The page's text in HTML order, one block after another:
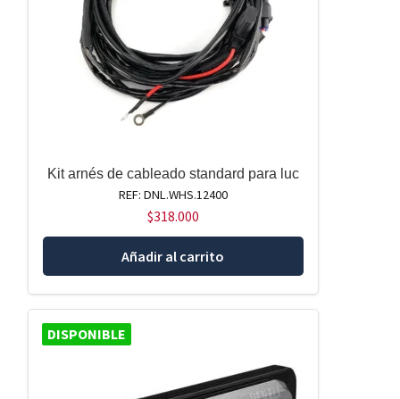
Kit arnés de cableado standard para luc
REF: DNL.WHS.12400
$318.000
Añadir al carrito
DISPONIBLE